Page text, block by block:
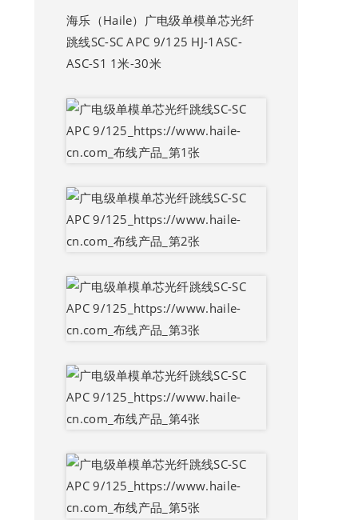
海乐（Haile）广电级单模单芯光纤
跳线SC-SC APC 9/125 HJ-1ASC-
ASC-S1 1米-30米